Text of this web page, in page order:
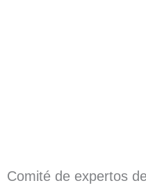
Comité de expertos